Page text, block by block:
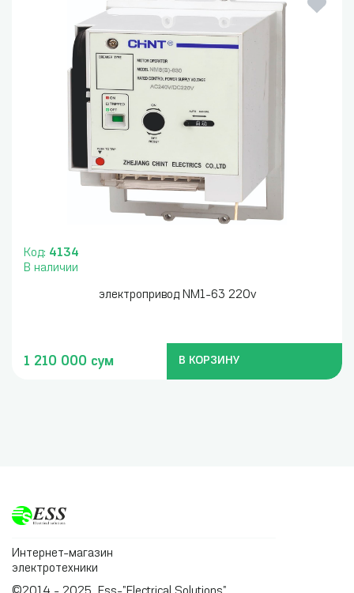
Код: 4134
В наличии
электропривод NM1-63 220v
1 210 000 сум В КОРЗИНУ
Интернет-магазин
электротехники